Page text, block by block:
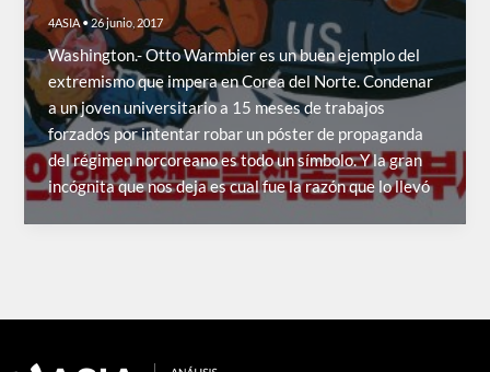
4ASIA•26 junio, 2017
Washington.- Otto Warmbier es un buen ejemplo del
extremismo que impera en Corea del Norte. Condenar
a un joven universitario a 15 meses de trabajos
forzados por intentar robar un póster de propaganda
del régimen norcoreano es todo un símbolo. Y la gran
incógnita que nos deja es cual fue la razón que lo llevó